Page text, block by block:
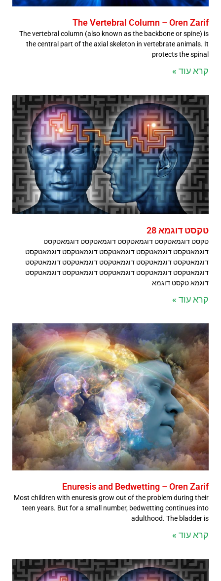
The Vertebral Column – Oren Zarif
The vertebral column (also known as the backbone or spine) is
the central part of the axial skeleton in vertebrate animals. It
protects the spinal
קרא עוד »
טקסט דוגמא 28
טקסט דוגמאטקסט דוגמאטקסט דוגמאטקסט דוגמאטקסט
דוגמאטקסט דוגמאטקסט דוגמאטקסט דוגמאטקסט דוגמאטקסט
דוגמאטקסט דוגמאטקסט דוגמאטקסט דוגמאטקסט דוגמאטקסט
דוגמאטקסט דוגמאטקסט דוגמאטקסט דוגמאטקסט דוגמאטקסט
דוגמא טקסט דוגמא
קרא עוד »
Enuresis and Bedwetting – Oren Zarif
Most children with enuresis grow out of the problem during their
teen years. But for a small number, bedwetting continues into
adulthood. The bladder is
קרא עוד »